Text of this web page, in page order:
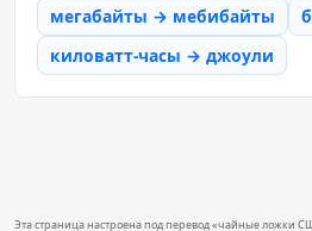
мегабайты → мебибайты
киловатт-часы → джоули
Эта страница настроена под перевод «чайные ложки